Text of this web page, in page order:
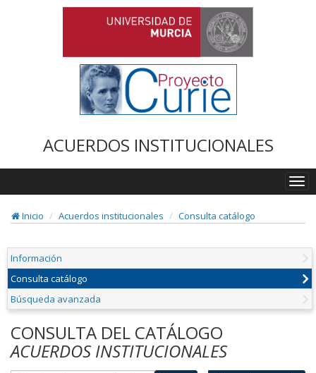
ACUERDOS INSTITUCIONALES
Inicio
Acuerdos institucionales Consulta catálogo
Información
Consulta catálogo
Búsqueda avanzada
CONSULTA DEL CATÁLOGO
ACUERDOS INSTITUCIONALES